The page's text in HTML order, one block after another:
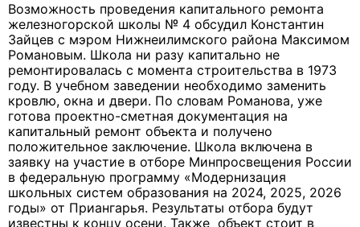
Возможность проведения капитального ремонта
железногорской школы № 4 обсудил Константин
Зайцев с мэром Нижнеилимского района Максимом
Романовым. Школа ни разу капитально не
ремонтировалась с момента строительства в 1973
году. В учебном заведении необходимо заменить
кровлю, окна и двери. По словам Романова, уже
готова проектно-сметная документация на
капитальный ремонт объекта и получено
положительное заключение. Школа включена в
заявку на участие в отборе Минпросвещения России
в федеральную программу «Модернизация
школьных систем образования на 2024, 2025, 2026
годы» от Приангарья. Результаты отбора будут
известны к концу осени. Также объект стоит в